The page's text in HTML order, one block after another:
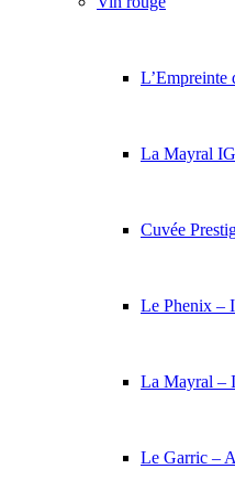
L’Empreinte
La Mayral
Cuvée
Le Phenix –
La Mayral –
Le Garric –